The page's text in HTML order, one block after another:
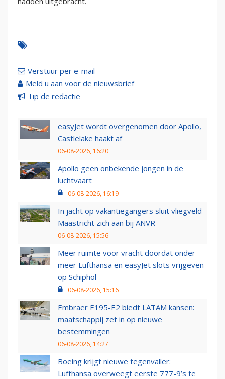
Verstuur per e-mail
Meld u aan voor de nieuwsbrief
Tip de redactie
easyJet wordt overgenomen door Apollo,
Castlelake haakt af
06-08-2026, 16:20
Apollo geen onbekende jongen in de
luchtvaart
06-08-2026, 16:19
In jacht op vakantiegangers sluit vliegveld
Maastricht zich aan bij ANVR
06-08-2026, 15:56
Meer ruimte voor vracht doordat onder
meer Lufthansa en easyJet slots vrijgeven
op Schiphol
06-08-2026, 15:16
Embraer E195-E2 biedt LATAM kansen:
maatschappij zet in op nieuwe
bestemmingen
06-08-2026, 14:27
Boeing krijgt nieuwe tegenvaller:
Lufthansa overweegt eerste 777-9’s te